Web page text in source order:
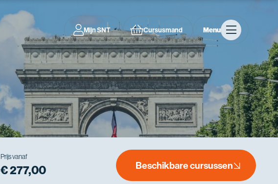
Mijn SNT Cursusmand Menu
Prijs vanaf
€ 277,00 Beschikbare cursussen